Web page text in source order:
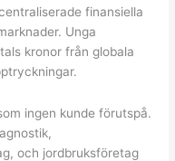
finansiella
Unga
kronor från globala
ingen kunde förutspå.
och jordbruksföretag